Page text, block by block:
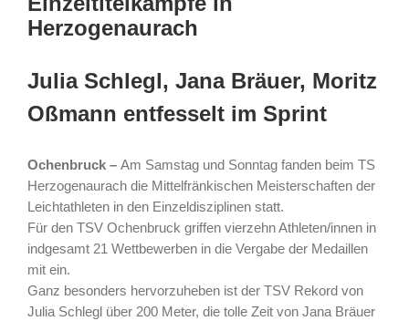
Herzogenaurach
Julia Schlegl, Jana Bräuer, Moritz
Oßmann entfesselt im Sprint
Ochenbruck – Am Samstag und Sonntag fanden beim TS
Herzogenaurach die Mittelfränkischen Meisterschaften der
Leichtathleten in den Einzeldisziplinen statt.
Für den TSV Ochenbruck griffen vierzehn Athleten/innen in
indgesamt 21 Wettbewerben in die Vergabe der Medaillen
mit ein.
Ganz besonders hervorzuheben ist der TSV Rekord von
Julia Schlegl über 200 Meter, die tolle Zeit von Jana Bräuer